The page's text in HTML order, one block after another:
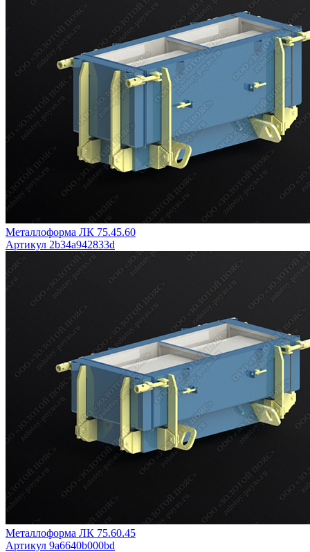
Металлоформа ЛК 75.45.60
Артикул 2b34a942833d
Металлоформа ЛК 75.60.45
Артикул 9a6640b000bd